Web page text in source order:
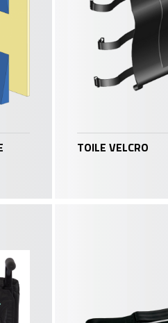
TOILE VELCRO